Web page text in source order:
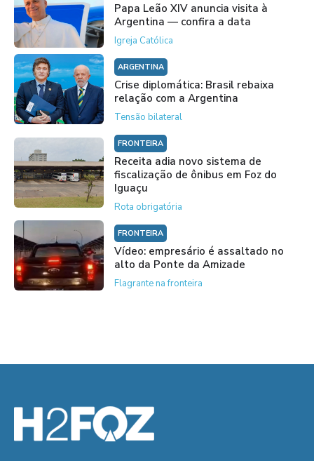
Papa Leão XIV anuncia visita à
Argentina — confira a data
Igreja Católica
ARGENTINA
Crise diplomática: Brasil rebaixa
relação com a Argentina
Tensão bilateral
FRONTEIRA
Receita adia novo sistema de
fiscalização de ônibus em Foz do
Iguaçu
Rota obrigatória
FRONTEIRA
Vídeo: empresário é assaltado no
alto da Ponte da Amizade
Flagrante na fronteira